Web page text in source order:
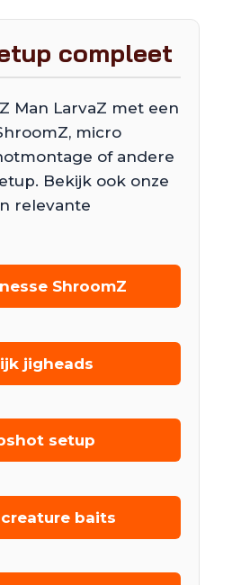
compleet
Man LarvaZ met een
micro
of andere
Bekijk ook onze
relevante
ShroomZ
jigheads
setup
baits